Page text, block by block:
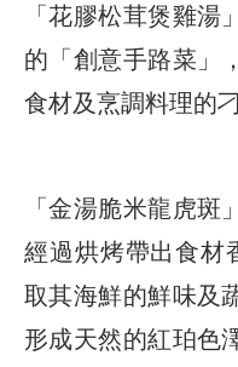
「花膠松茸煲雞
的「創意手路菜」
食材及烹調料理的
「金湯脆米龍虎
經過烘烤帶出食材
取其海鮮的鮮味及
形成天然的紅珀色